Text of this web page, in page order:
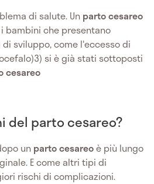
di salute. Un parto cesareo
bambini che presentano
sviluppo, come l'eccesso di
si è già stati sottoposti
cesareo
del parto cesareo?
un parto cesareoè più lungo
E come altri tipi di
rischi di complicazioni.